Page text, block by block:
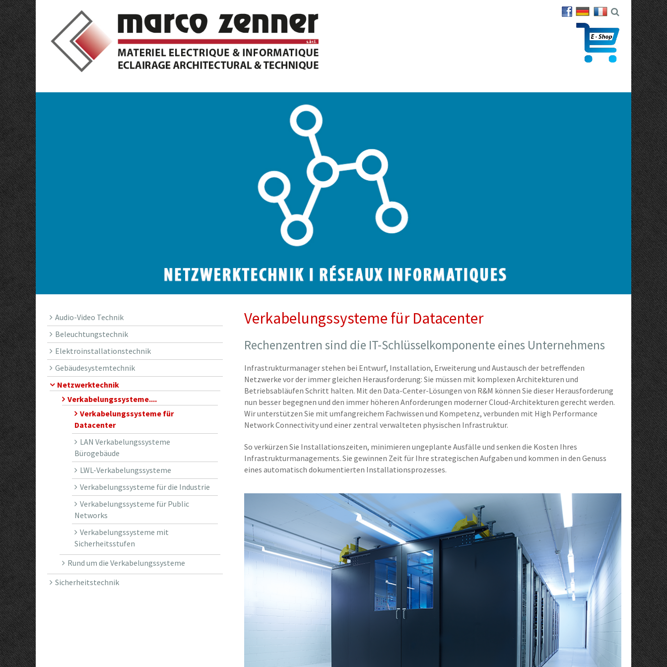
Audio-Video Technik
Beleuchtungstechnik
Elektroinstallationstechnik
Gebäudesystemtechnik
Netzwerktechnik
Verkabelungssysteme....
Verkabelungssysteme für
Datacenter
LAN Verkabelungssysteme
Bürogebäude
LWL-Verkabelungssysteme
Verkabelungssysteme für die Industrie
Verkabelungssysteme für Public
Networks
Verkabelungssysteme mit
Sicherheitsstufen
Rund um die Verkabelungssysteme
Sicherheitstechnik
Verkabelungssysteme für Datacenter
Rechenzentren sind die IT-Schlüsselkomponente eines Unternehmens
Infrastrukturmanager stehen bei Entwurf, Installation, Erweiterung und Austausch der betreffenden
Netzwerke vor der immer gleichen Herausforderung: Sie müssen mit komplexen Architekturen und
Betriebsabläufen Schritt halten. Mit den Data-Center-Lösungen von R&M können Sie dieser Herausforderung
nun besser begegnen und den immer höheren Anforderungen moderner Cloud-Architekturen gerecht werden.
Wir unterstützen Sie mit umfangreichem Fachwissen und Kompetenz, verbunden mit High Performance
Network Connectivity und einer zentral verwalteten physischen Infrastruktur.
So verkürzen Sie Installationszeiten, minimieren ungeplante Ausfälle und senken die Kosten Ihres
Infrastrukturmanagements. Sie gewinnen Zeit für Ihre strategischen Aufgaben und kommen in den Genuss
eines automatisch dokumentierten Installationsprozesses.